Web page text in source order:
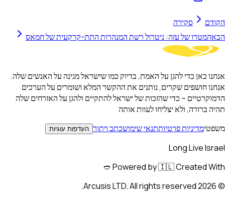
סקירה
של עזה: ניטרול רשת המנהרות התת-קרקעית של חמאס
כדי להגן על האמת, בדיוק כמו שישראל מגינה על האנשים שלה.
שקרים, נותנים את ההקשר המלא ושומרים על הערכים
– כדי שהזכות של ישראל להתקיים ולהגן על האזרחים שלה
ולא יצליחו לעוות אותה
מדיניות פרטיותתנאי שימושכתב ויתור העדפות עוגיות
Long
Powered by 🇮🇱 Created
Arcusis LTD. All rights reserved.